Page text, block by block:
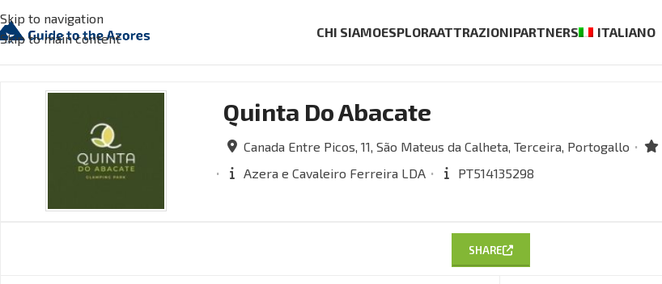
Skip to navigation
Skip to main content
CHI SIAMOESPLORAATTRAZIONIPARTNERS ITALIANO
Quinta Do Abacate
Canada Entre Picos, 11, São Mateus da Calheta, Terceira, Portogallo
Azera e Cavaleiro Ferreira LDA
PT514135298
SHARE